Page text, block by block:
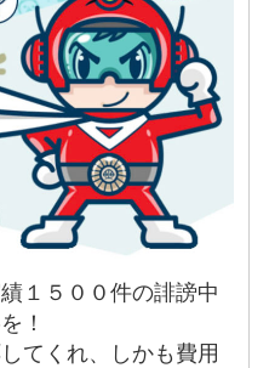
１５００件の誹謗中
！
てくれ、しかも費用